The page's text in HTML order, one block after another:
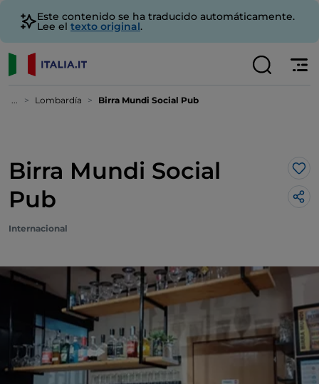
Este contenido se ha traducido automáticamente.
Lee el texto original.
... Lombardía Birra Mundi Social Pub
Birra Mundi Social
Pub
Me
Internacional